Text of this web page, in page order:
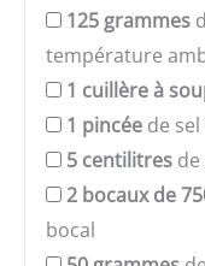
125 grammes
température
1 cuillère à
1 pincée de
5 centilitres
2 bocaux de
bocal